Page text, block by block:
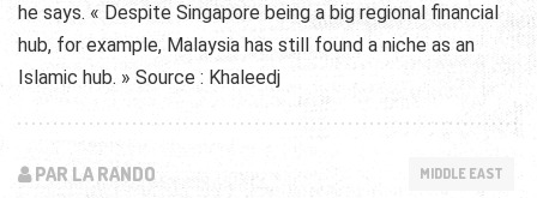
he says. « Despite Singapore being a big regional financial
hub, for example, Malaysia has still found a niche as an
Islamic hub. » Source : Khaleedj
PAR LA RANDO MIDDLE EAST